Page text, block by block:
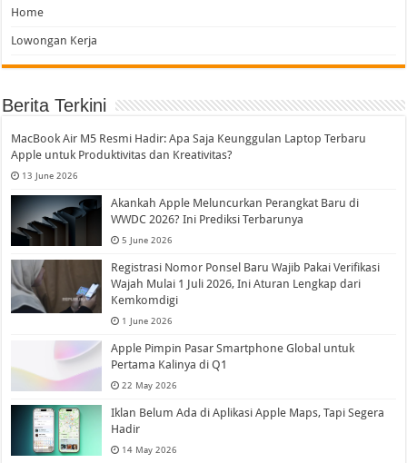
Home
Lowongan Kerja
Berita Terkini
MacBook Air M5 Resmi Hadir: Apa Saja Keunggulan Laptop Terbaru
Apple untuk Produktivitas dan Kreativitas?
13 June 2026
Akankah Apple Meluncurkan Perangkat Baru di
WWDC 2026? Ini Prediksi Terbarunya
5 June 2026
Registrasi Nomor Ponsel Baru Wajib Pakai Verifikasi
Wajah Mulai 1 Juli 2026, Ini Aturan Lengkap dari
Kemkomdigi
1 June 2026
Apple Pimpin Pasar Smartphone Global untuk
Pertama Kalinya di Q1
22 May 2026
Iklan Belum Ada di Aplikasi Apple Maps, Tapi Segera
Hadir
14 May 2026